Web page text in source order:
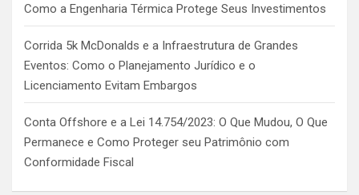
Como a Engenharia Térmica Protege Seus Investimentos
Corrida 5k McDonalds e a Infraestrutura de Grandes
Eventos: Como o Planejamento Jurídico e o
Licenciamento Evitam Embargos
Conta Offshore e a Lei 14.754/2023: O Que Mudou, O Que
Permanece e Como Proteger seu Patrimônio com
Conformidade Fiscal